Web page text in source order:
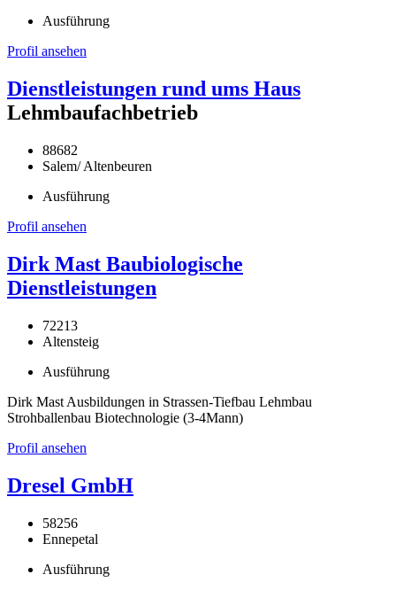
Ausführung
Profil ansehen
Dienstleistungen rund ums Haus
Lehmbaufachbetrieb
88682
Salem/ Altenbeuren
Ausführung
Profil ansehen
Dirk Mast Baubiologische
Dienstleistungen
72213
Altensteig
Ausführung
Dirk Mast Ausbildungen in Strassen-Tiefbau Lehmbau
Strohballenbau Biotechnologie (3-4Mann)
Profil ansehen
Dresel GmbH
58256
Ennepetal
Ausführung